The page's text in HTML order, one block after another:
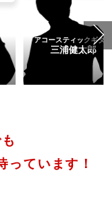
アコースティックギター
三浦健太郎
っています！